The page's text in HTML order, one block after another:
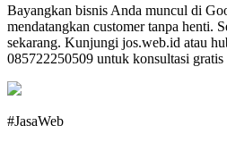
Bayangkan bisnis Anda muncul di
mendatangkan customer tanpa henti.
sekarang. Kunjungi jos.web.id atau
085722250509 untuk konsultasi gratis
#JasaWeb